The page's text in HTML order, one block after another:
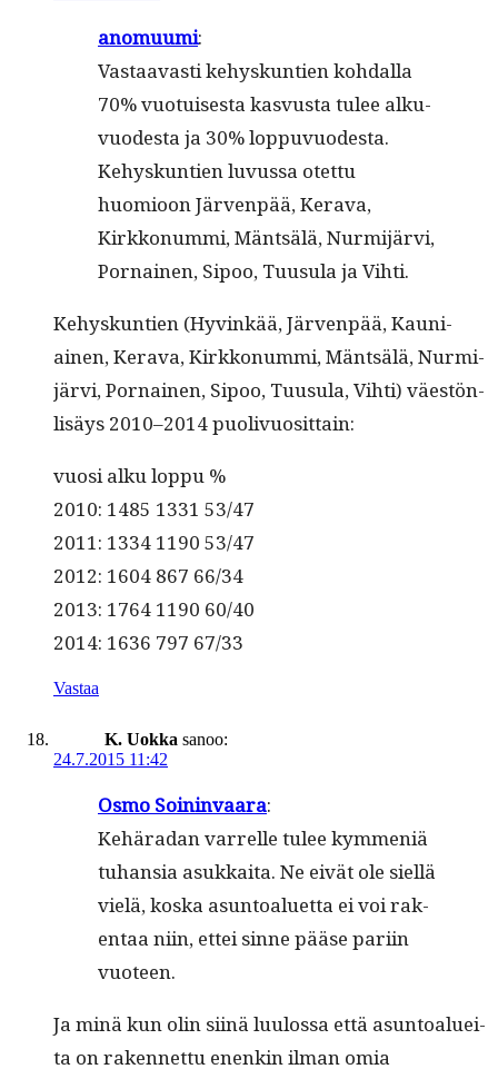
anomuu­mi:
Vas­taavasti kehyskun­tien kohdal­la
70% vuo­tuis­es­ta kasvus­ta tulee alku­
vuodes­ta ja 30% lop­pu­vuodes­ta.
Kehyskun­tien luvus­sa otet­tu
huomioon Jär­ven­pää, Ker­a­va,
Kirkkon­um­mi, Mäntsälä, Nur­mi­järvi,
Por­nainen, Sipoo, Tuusu­la ja Vihti.
Kehyskun­tien (Hyvinkää, Jär­ven­pää, Kau­ni­
ainen, Ker­a­va, Kirkkon­um­mi, Mäntsälä, Nur­mi­
järvi, Por­nainen, Sipoo, Tuusu­la, Vihti) väestön­
lisäys 2010–2014 puolivuosittain:
vuosi alku loppu %
2010: 1485 1331 53/47
2011: 1334 1190 53/47
2012: 1604 867 66/34
2013: 1764 1190 60/40
2014: 1636 797 67/33
Vastaa
K. Uokka sanoo:
24.7.2015 11:42
Osmo Soin­in­vaara:
Kehäradan var­relle tulee kym­meniä
tuhan­sia asukkai­ta. Ne eivät ole siel­lä
vielä, kos­ka asun­toaluet­ta ei voi rak­
en­taa niin, ettei sinne pääse pari­in
vuoteen.
Ja minä kun olin siinä luu­los­sa että asun­toaluei­
ta on raken­net­tu enenkin ilman omia